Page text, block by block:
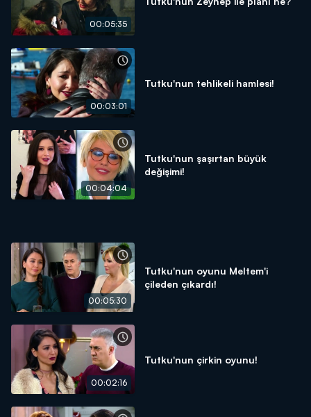
00:05:35
00:03:01
Tutku'nun tehlikeli hamlesi!
00:04:04
Tutku'nun şaşırtan büyük
değişimi!
00:05:30
Tutku'nun oyunu Meltem'i
çileden çıkardı!
00:02:16
Tutku'nun çirkin oyunu!